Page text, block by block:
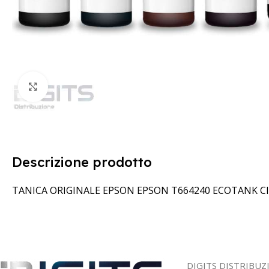
Clicca per ingrandire
Descrizione prodotto
TANICA ORIGINALE EPSON EPSON T664240 ECOTANK
DIGITS